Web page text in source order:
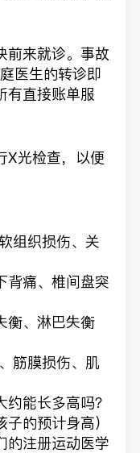
前来就诊。事故
医生的转诊即
有直接账单服
X光检查，以便
组织损伤、关
背痛、椎间盘突
衡、淋巴失衡
筋膜损伤、肌
能长多高吗？
的预计身高）
的注册运动医学